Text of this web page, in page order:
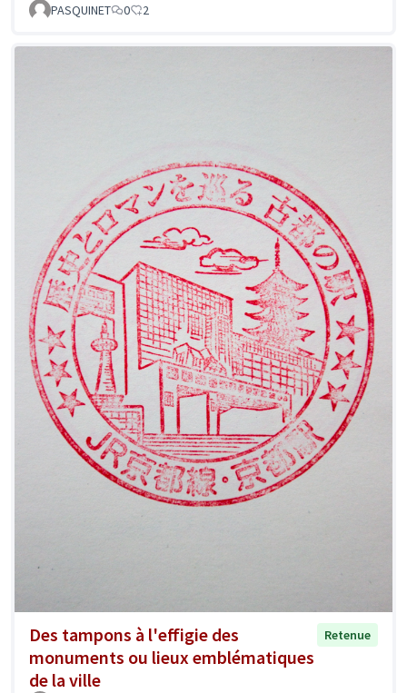
PASQUINET
0 2
Des tampons à l'effigie des
monuments ou lieux emblématiques
de la ville
Retenue